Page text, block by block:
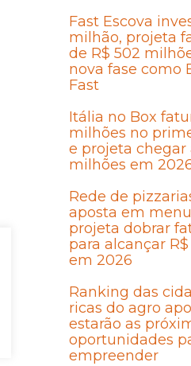
Fast Escova
milhão, projeta
de R$ 502
nova fase como
Fast
Itália no Box
milhões no
e projeta chegar
milhões em
Rede de
aposta em
projeta dobrar
para alcançar
em 2026
Ranking das
ricas do agro
estarão as
oportunidades
empreender